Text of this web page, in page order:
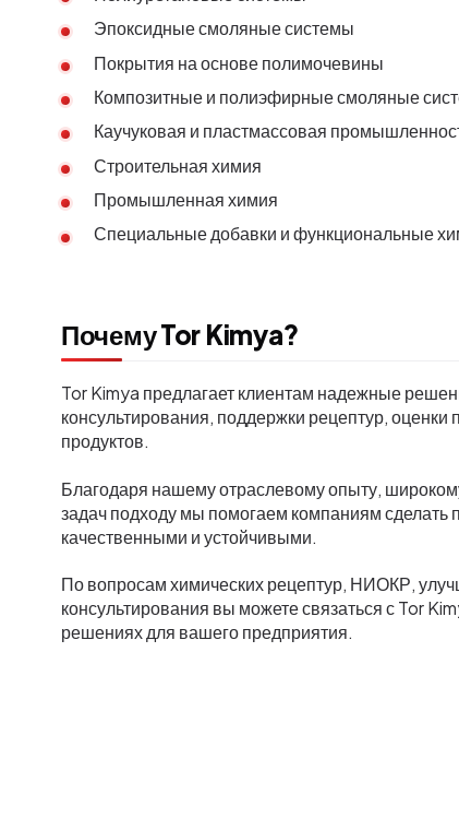
Эпоксидные смоляные системы
Покрытия на основе полимочевины
Композитные и полиэфирные смоляные
Каучуковая и пластмассовая
Строительная химия
Промышленная химия
Специальные добавки и функциональные
Почему Tor Kimya?
Tor Kimya предлагает клиентам надежные
консультирования, поддержки рецептур,
продуктов.
Благодаря нашему отраслевому опыту,
задач подходу мы помогаем компаниям
качественными и устойчивыми.
По вопросам химических рецептур, НИОКР,
консультирования вы можете связаться с Tor
решениях для вашего предприятия.